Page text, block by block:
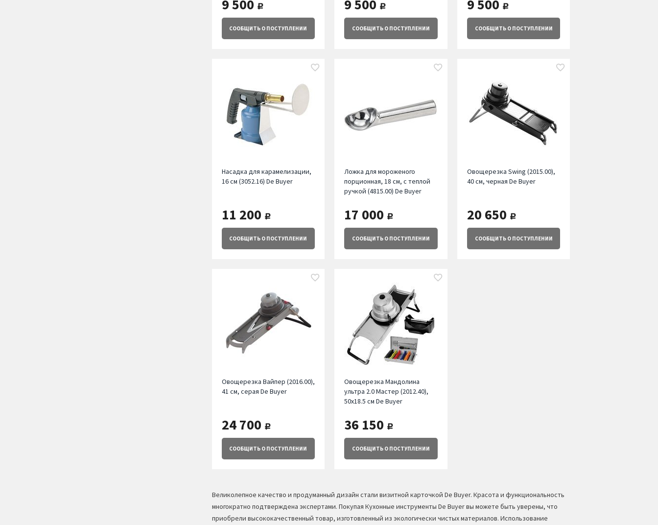
9 500 руб.
СООБЩИТЬ О ПОСТУПЛЕНИИ
9 500 руб.
СООБЩИТЬО ПОСТУПЛЕНИИ
9 500 руб.
СООБЩИТЬО ПОСТУПЛЕНИИ
Насадка для карамелизации,
16 см (3052.16) De Buyer
11 200 руб.
СООБЩИТЬ О ПОСТУПЛЕНИИ
Ложка для мороженого
порционная, 18 см, с теплой
ручкой (4815.00) De Buyer
17 000 руб.
СООБЩИТЬО ПОСТУПЛЕНИИ
Овощерезка Swing (2015.00),
40 см, черная De Buyer
20 650 руб.
СООБЩИТЬО ПОСТУПЛЕНИИ
Овощерезка Вайпер (2016.00),
41 см, серая De Buyer
24 700 руб.
СООБЩИТЬ О ПОСТУПЛЕНИИ
Овощерезка Мандолина
ультра 2.0 Мастер (2012.40),
50х18.5 см De Buyer
36 150 руб.
СООБЩИТЬО ПОСТУПЛЕНИИ
Великолепное качество и продуманный дизайн стали визитной карточкой De Buyer. Красота и функциональность
многократно подтверждена экспертами. Покупая Кухонные инструменты De Buyer вы можете быть уверены, что
приобрели высококачественный товар, изготовленный из экологически чистых материалов. Использование